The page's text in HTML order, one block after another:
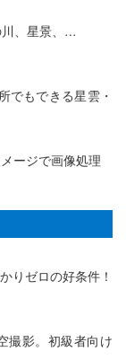
川、星景、…
でもできる星雲・
ージで画像処理
りゼロの好条件！
撮影。初級者向け